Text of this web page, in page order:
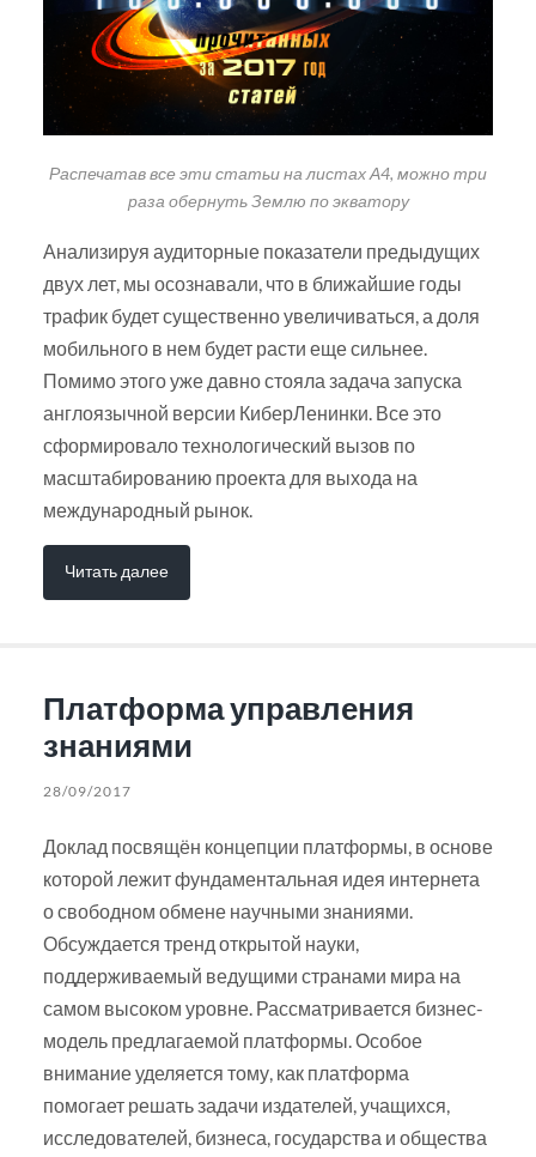
Распечатав все эти статьи на листах А4, можно три
раза обернуть Землю по экватору
Анализируя аудиторные показатели предыдущих
двух лет, мы осознавали, что в ближайшие годы
трафик будет существенно увеличиваться, а доля
мобильного в нем будет расти еще сильнее.
Помимо этого уже давно стояла задача запуска
англоязычной версии КиберЛенинки. Все это
сформировало технологический вызов по
масштабированию проекта для выхода на
международный рынок.
Читать далее
Платформа управления
знаниями
28/09/2017
Доклад посвящён концепции платформы, в основе
которой лежит фундаментальная идея интернета
о свободном обмене научными знаниями.
Обсуждается тренд открытой науки,
поддерживаемый ведущими странами мира на
самом высоком уровне. Рассматривается бизнес-
модель предлагаемой платформы. Особое
внимание уделяется тому, как платформа
помогает решать задачи издателей, учащихся,
исследователей, бизнеса, государства и общества